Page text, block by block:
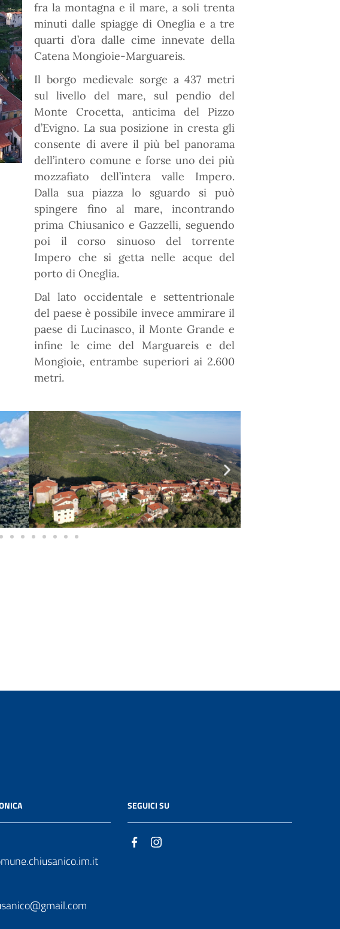
fra la montagna e il mare, a soli trenta
minuti dalle spiagge di Oneglia e a tre
quarti d’ora dalle cime innevate della
Catena Mongioie-Marguareis.
Il borgo medievale sorge a 437 metri
sul livello del mare, sul pendio del
Monte Crocetta, anticima del Pizzo
d’Evigno. La sua posizione in cresta gli
consente di avere il più bel panorama
dell’intero comune e forse uno dei più
mozzafiato dell’intera valle Impero.
Dalla sua piazza lo sguardo si può
spingere fino al mare, incontrando
prima Chiusanico e Gazzelli, seguendo
poi il corso sinuoso del torrente
Impero che si getta nelle acque del
porto di Oneglia.
Dal lato occidentale e settentrionale
del paese è possibile invece ammirare il
paese di Lucinasco, il Monte Grande e
infine le cime del Marguareis e del
Mongioie, entrambe superiori ai 2.600
metri.
SEGUICI SU